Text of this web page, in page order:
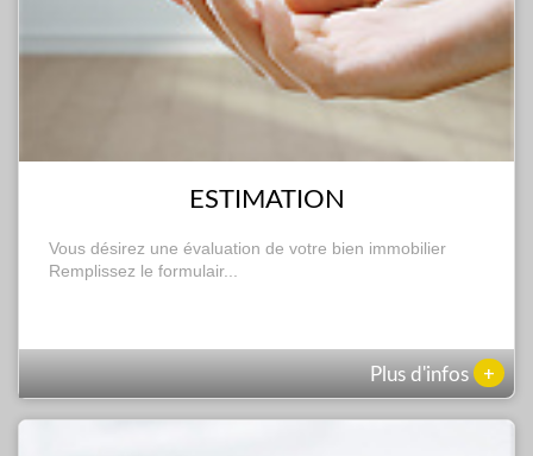
ESTIMATION
Vous désirez une évaluation de votre bien immobilier
Remplissez le formulair...
Plus d'infos +